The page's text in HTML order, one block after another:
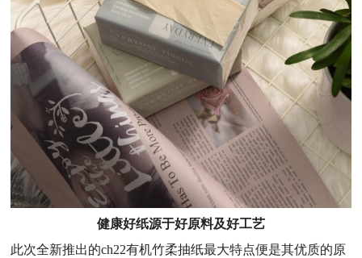
健康好纸源于好原料及好工艺
此次全新推出的ch22有机竹柔抽纸最大特点便是其优质的原